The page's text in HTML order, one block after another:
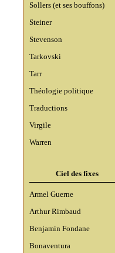
Sollers (et ses bouffons)
Steiner
Stevenson
Tarkovski
Tarr
Théologie politique
Traductions
Virgile
Warren
Ciel des fixes
Armel Guerne
Arthur Rimbaud
Benjamin Fondane
Bonaventura